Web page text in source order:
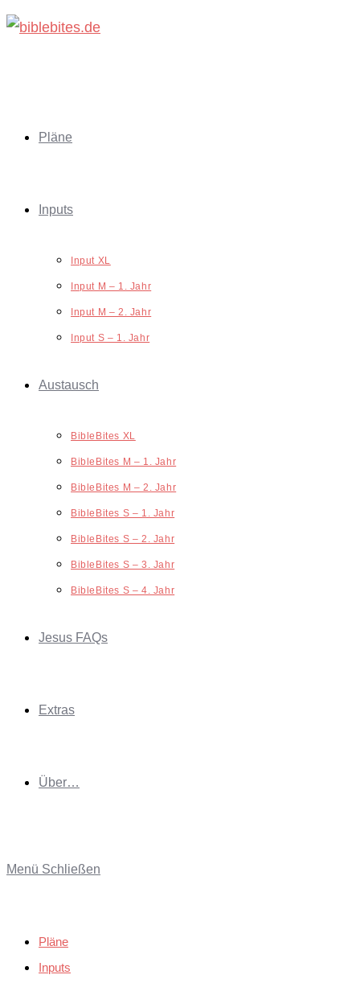
Zum
Pläne
Inputs
Input XL
Input M – 1. Jahr
Input M – 2. Jahr
Input S – 1. Jahr
Austausch
BibleBites XL
BibleBites M – 1. Jahr
BibleBites M – 2. Jahr
BibleBites S – 1. Jahr
BibleBites S – 2. Jahr
BibleBites S – 3. Jahr
BibleBites S – 4. Jahr
Jesus FAQs
Extras
Über…
Menü Schließen
Pläne
Inputs